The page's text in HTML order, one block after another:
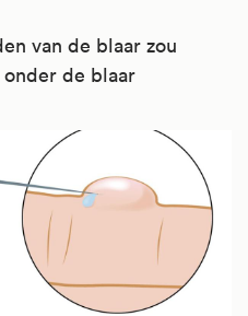
van de blaar zou
de blaar